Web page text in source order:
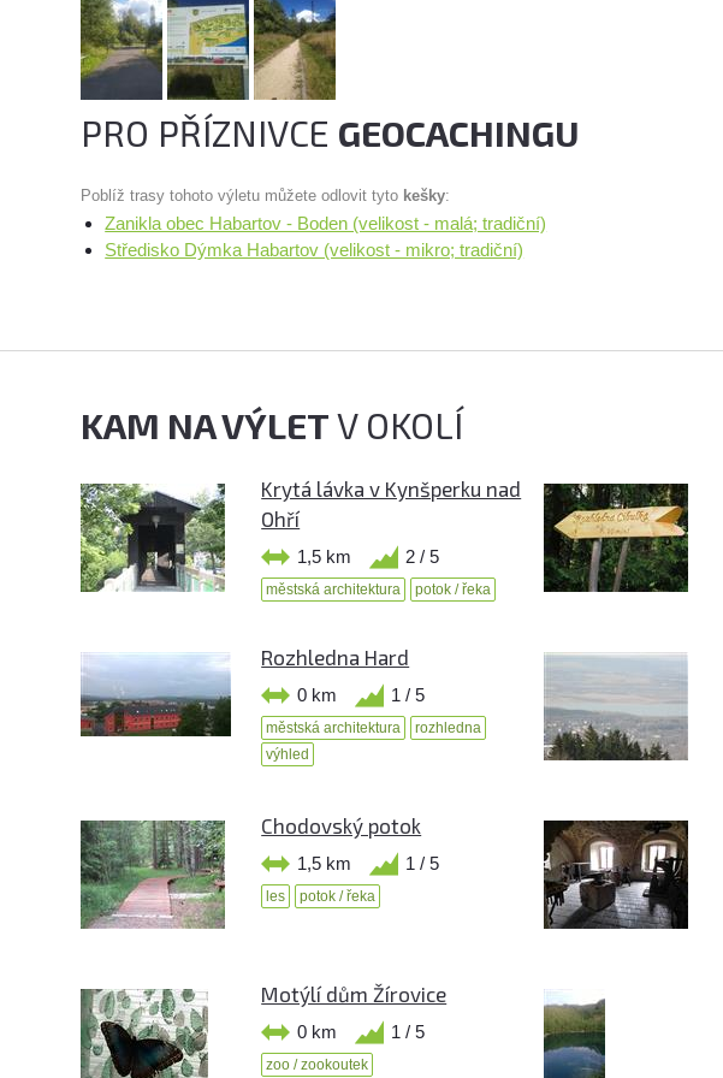
PRO PŘÍZNIVCE GEOCACHINGU
Poblíž trasy tohoto výletu můžete odlovit tyto kešky:
Zanikla obec Habartov - Boden (velikost - malá; tradiční)
Středisko Dýmka Habartov (velikost - mikro; tradiční)
KAM NA VÝLETV OKOLÍ
Krytá lávka v Kynšperku nad
Ohří
1,5 km 2 / 5
městská architektura potok / řeka
Rozhledna Hard
0 km 1 / 5
městská architektura
rozhledna
výhled
Chodovský potok
1,5 km 1 / 5
les potok / řeka
Motýlí dům Žírovice
0 km 1 / 5
zoo / zookoutek